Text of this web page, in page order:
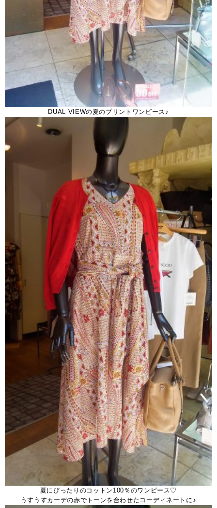
DUAL VIEWの夏のプリントワンピース♪
夏にぴったりのコットン100％のワンピース♡
うすうすカーデの赤でトーンを合わせたコーディネートに♪